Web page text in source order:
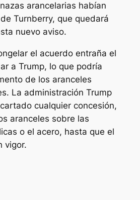
arancelarias habían
Turnberry, que quedará
nuevo aviso.
el acuerdo entraña el
a Trump, lo que podría
de los aranceles
La administración Trump
cualquier concesión,
aranceles sobre las
o el acero, hasta que el
vigor.